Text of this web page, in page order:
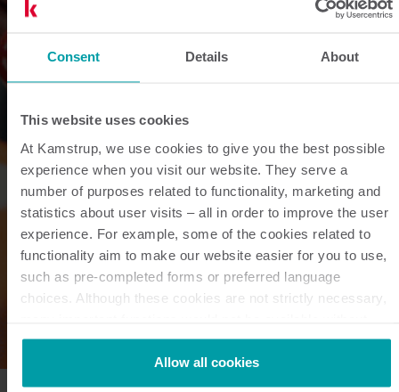
Consent Details About
This website uses cookies
At Kamstrup, we use cookies to give you the best possible
experience when you visit our website. They serve a
number of purposes related to functionality, marketing and
statistics about user visits – all in order to improve the user
experience. For example, some of the cookies related to
functionality aim to make our website easier for you to use,
such as pre-completed forms or preferred language
choices. Although these cookies are not strictly necessary,
them.
Kamstrup makes use of third-party cookies. A third-party
cookie is installed by someone other than us, such as other
Allow all cookies